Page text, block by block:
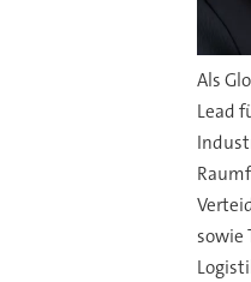
Als
Lead
sowie